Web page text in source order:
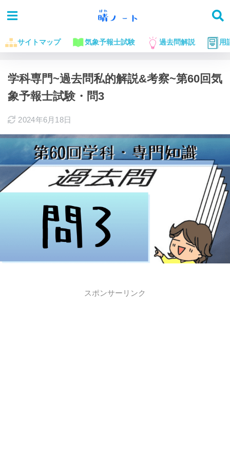
サイトマップ 気象予報士試験 過去問解説 用
ホーム 気象予報士試験に役立つお話 過去問解説
学科専門~過去問私的解説&考察~第60回気
象予報士試験・問3
2024年6月18日
スポンサーリンク